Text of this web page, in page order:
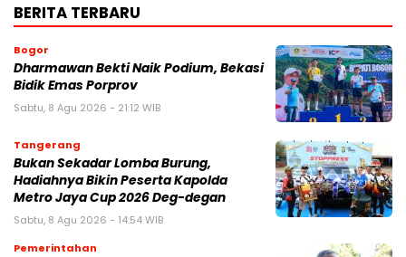
BERITA TERBARU
Bogor
Dharmawan Bekti Naik Podium, Bekasi
Bidik Emas Porprov
Sabtu, 8 Agu 2026 - 21:12 WIB
Tangerang
Bukan Sekadar Lomba Burung,
Hadiahnya Bikin Peserta Kapolda
Metro Jaya Cup 2026 Deg-degan
Sabtu, 8 Agu 2026 - 14:54 WIB
Pemerintahan